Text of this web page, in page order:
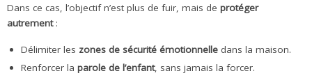
Dans ce cas, l’objectif n’est plus de fuir, mais de protéger
autrement:
Délimiter les zones de sécurité émotionnelle dans la maison.
Renforcer laparole de l’enfant, sans jamais la forcer.